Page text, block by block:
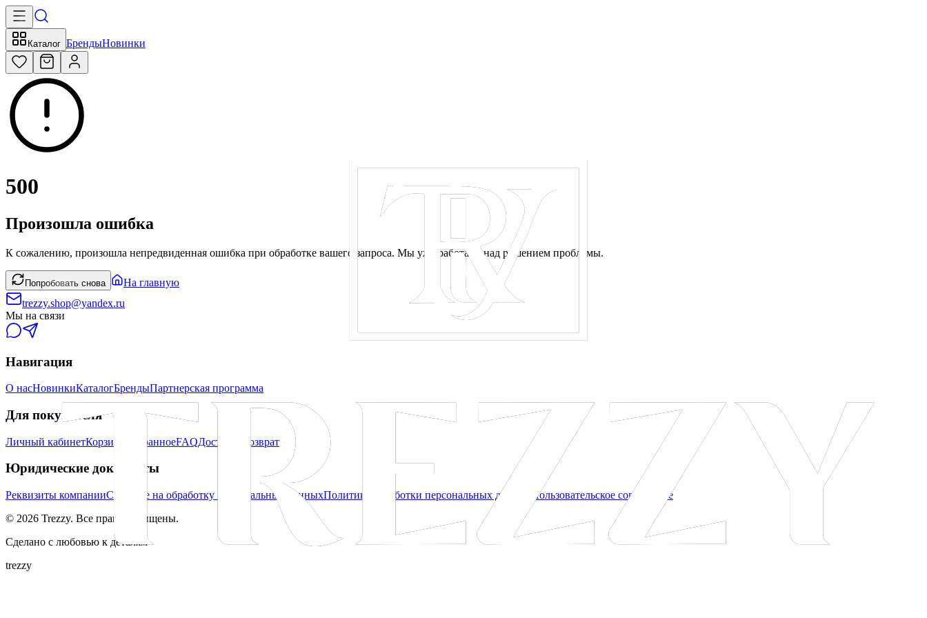
Каталог БрендыНовинки
500
Произошла ошибка
К сожалению, произошла непредвиденная ошибка при обработке вашего запроса. Мы уже работаем над решением проблемы.
Попробовать снова
На главную
trezzy.shop@yandex.ru
Мы на связи
Навигация
О насНовинкиКаталогБрендыПартнерская программа
Для покупателя
Личный кабинетКорзина ИзбранноеFAQДоставка Возврат
Юридические документы
Реквизиты компанииСогласие на обработку персональных данныхПолитика обработки персональных данных
Пользовательское соглашение
© 2026 Trezzy. Все права защищены.
Сделано с любовью к деталям
trezzy